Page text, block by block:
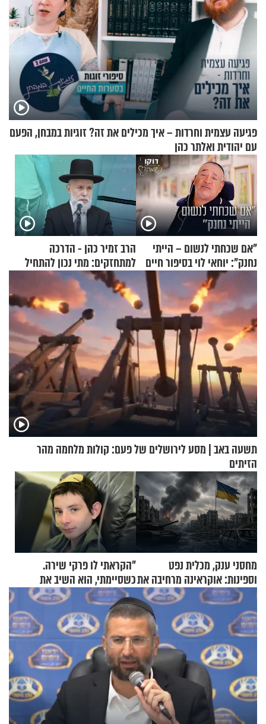
פגיעה עצמית וחרדות – איך מכילים את זה? זוגיות במבחן, הפעם
עם יהודית ואלתר כהן
"אם שכחתי לנשום – הייתי
נחנק": יוחאי לוי בסיפור חיים
מעורר השראה
הרב זמיר כהן - הדרכה
למתחזקים: מתי נכון להתחיל
עם לבישת הציצית?
תשעה באב | מסע לירושלים של פעם: קולות מלחמה מהר
הזיתים
מחסני ענק, מכלית נפט
וספינות: אוקראינה מרחיבה את
התקיפות בעומק רוסיה
"הקראתי לו פרקי שירה.
כשסיימתי, הוא השיב את
נשמתו לבורא"